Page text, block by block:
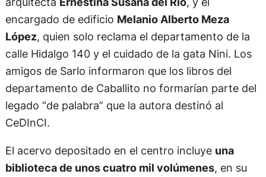
encargado de edificio Melanio Alberto Meza
López, quien solo reclama el departamento de la
calle Hidalgo 140 y el cuidado de la gata Nini. Los
amigos de Sarlo informaron que los libros del
departamento de Caballito no formarían parte del
legado “de palabra” que la autora destinó al
CeDInCI.
El acervo depositado en el centro incluye una
biblioteca de unos cuatro mil volúmenes, en su